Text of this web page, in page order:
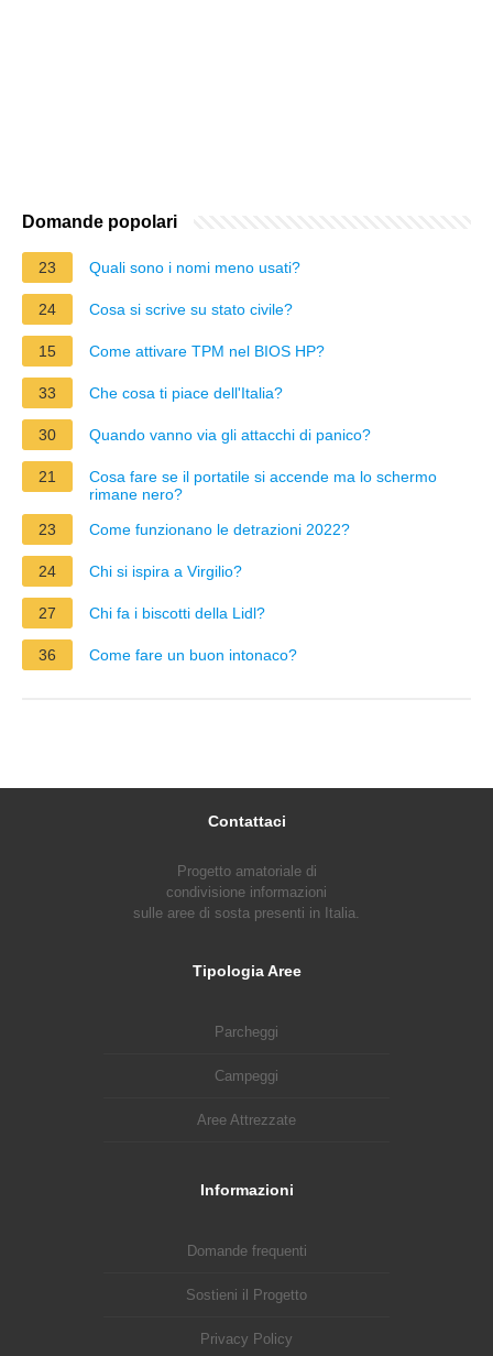
Domande popolari
23 Quali sono i nomi meno usati?
24 Cosa si scrive su stato civile?
15 Come attivare TPM nel BIOS HP?
33 Che cosa ti piace dell'Italia?
30 Quando vanno via gli attacchi di panico?
21
Cosa fare se il portatile si accende ma lo schermo
rimane nero?
23
Come funzionano le detrazioni 2022?
24 Chi si ispira a Virgilio?
27 Chi fa i biscotti della Lidl?
36 Come fare un buon intonaco?
Contattaci
Progetto amatoriale di
condivisione informazioni
sulle aree di sosta presenti in Italia.
Tipologia Aree
Parcheggi
Campeggi
Aree Attrezzate
Informazioni
Domande frequenti
Sostieni il Progetto
Privacy Policy